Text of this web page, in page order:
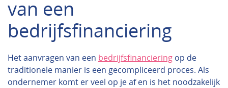
van een
bedrijfsfinanciering
Het aanvragen van een bedrijfsfinanciering op de
traditionele manier is een gecompliceerd proces. Als
ondernemer komt er veel op je af en is het noodzakelijk